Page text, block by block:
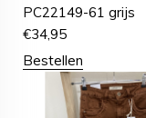
PC22149-61 grijs
€34,95
Bestellen